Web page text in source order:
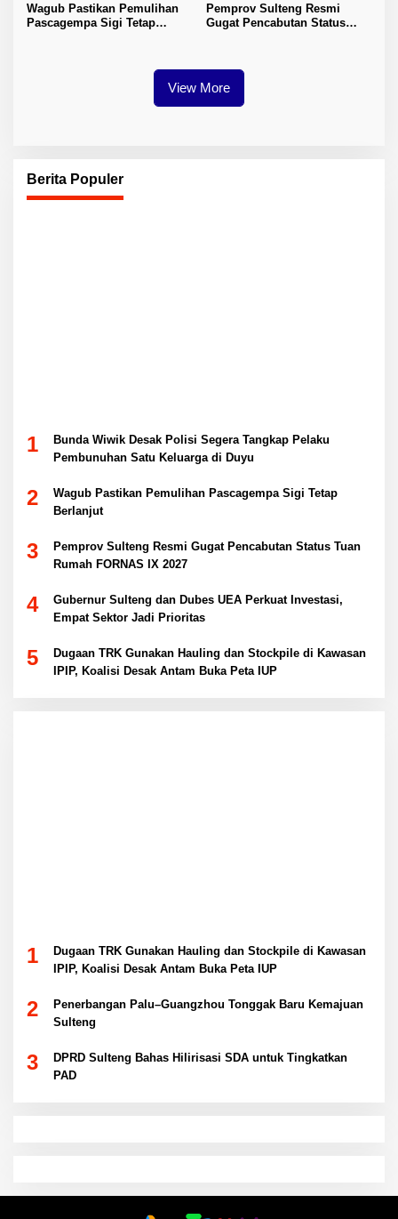
Wagub Pastikan Pemulihan
Pascagempa Sigi Tetap
Pemprov Sulteng Resmi
Gugat Pencabutan Status
View More
Berita Populer
1
Bunda Wiwik Desak Polisi Segera Tangkap Pelaku
Pembunuhan Satu Keluarga di Duyu
2
Wagub Pastikan Pemulihan Pascagempa Sigi Tetap
Berlanjut
3
Pemprov Sulteng Resmi Gugat Pencabutan Status Tuan
Rumah FORNAS IX 2027
4
Gubernur Sulteng dan Dubes UEA Perkuat Investasi,
Empat Sektor Jadi Prioritas
5
Dugaan TRK Gunakan Hauling dan Stockpile di Kawasan
IPIP, Koalisi Desak Antam Buka Peta IUP
1
Dugaan TRK Gunakan Hauling dan Stockpile di Kawasan
IPIP, Koalisi Desak Antam Buka Peta IUP
2
Penerbangan Palu–Guangzhou Tonggak Baru Kemajuan
Sulteng
3
DPRD Sulteng Bahas Hilirisasi SDA untuk Tingkatkan
PAD